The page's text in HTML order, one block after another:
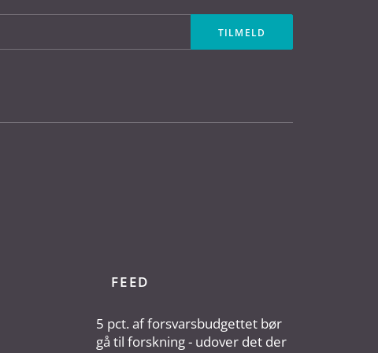
FEED
5 pct. af forsvarsbudgettet bør
gå til forskning - udover det der